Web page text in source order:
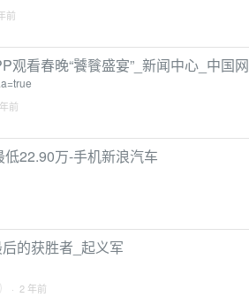
前
看春晚“饕餮盛宴”_新闻中心_中国网
前
22.90万-手机新浪汽车
的获胜者_起义军
· 2 年前